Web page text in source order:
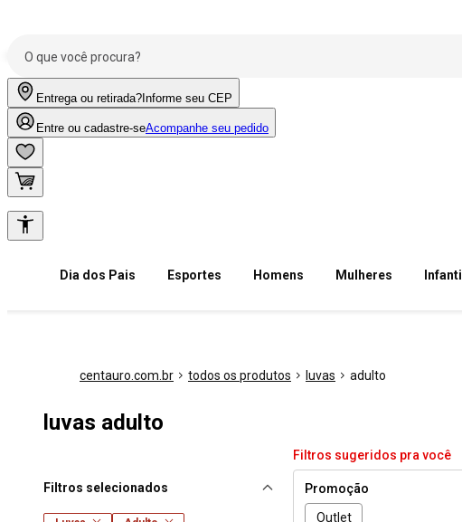
Entrega ou retirada? Informe seu CEP
Entre ou cadastre-seAcompanhe seu pedido
Dia dos Pais Esportes Homens Mulheres Infantil
centauro.com.br todos os produtos luvas adulto
luvas adulto
Filtros selecionados
Filtros sugeridos pra você
Promoção
Outlet